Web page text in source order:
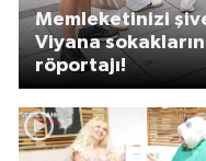
Memleketinizi
Viyana
röportajı!